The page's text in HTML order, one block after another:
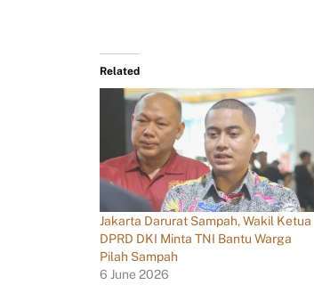
Related
Jakarta Darurat Sampah, Wakil Ketua
DPRD DKI Minta TNI Bantu Warga
Pilah Sampah
6 June 2026